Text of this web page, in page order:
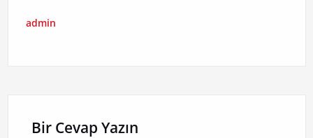
admin
Bir Cevap Yazın